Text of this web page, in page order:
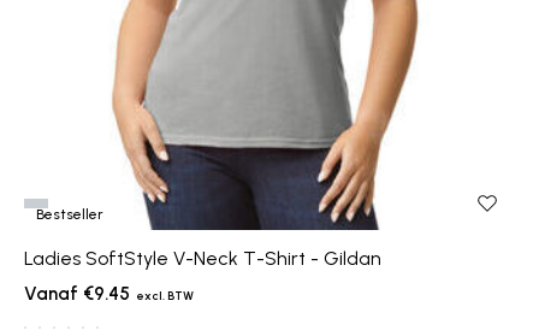
Bestseller
Ladies SoftStyle V-Neck T-Shirt - Gildan
€9.45